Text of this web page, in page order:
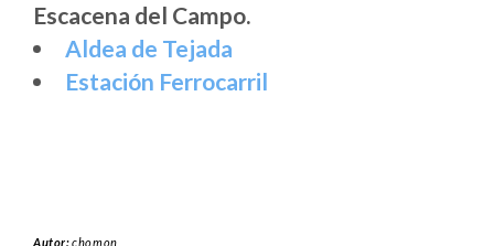
Escacena del Campo.
Aldea de Tejada
Estación Ferrocarril
Autor:chomon